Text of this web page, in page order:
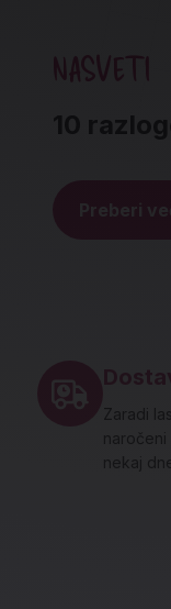
NASVETI
10
Preberi
Zaradi
nekaj